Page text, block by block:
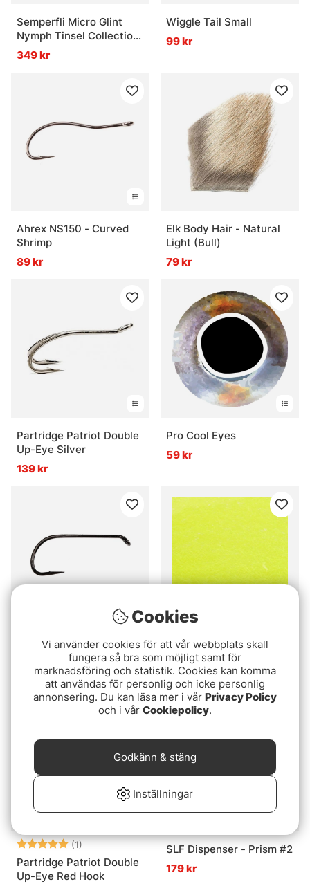
Semperfli Micro Glint
Nymph Tinsel Collection
Attractor Colors
349 kr
Wiggle Tail Small
99 kr
Ahrex NS150 - Curved
Shrimp
89 kr
Elk Body Hair - Natural
Light (Bull)
79 kr
Partridge Patriot Double
Up-Eye Silver
139 kr
Pro Cool Eyes
59 kr
Ahrex FW570 Dry Long
Krok 24-pack
89 kr
Strung Fuzzy Fiber -
Neon Yellow
65 kr
Betyg: (1)5.0 utav 5 stjärnor
Partridge Patriot Double
Up-Eye Red Hook
SLF Dispenser - Prism #2
179 kr
Cookies
Vi använder cookies för att vår webbplats skall
fungera så bra som möjligt samt för
marknadsföring och statistik. Cookies kan komma
att användas för personlig och icke personlig
annonsering. Du kan läsa mer i vår Privacy Policy
och i vår Cookiepolicy.
Inställningar
Godkänn & stäng